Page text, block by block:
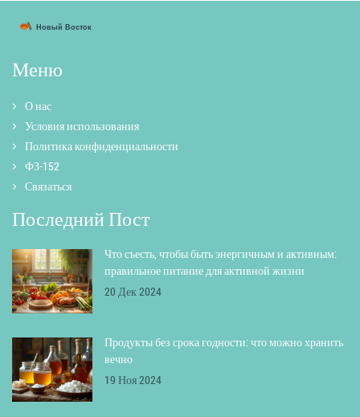
Меню
О нас
Условия использования
Политика конфиденциальности
ФЗ-152
Связаться
Последний Пост
Что съесть, чтобы быть энергичным и активным:
правильное питание для активной жизни
20 Дек 2024
Продукты без срока годности: что можно хранить
вечно
19 Ноя 2024